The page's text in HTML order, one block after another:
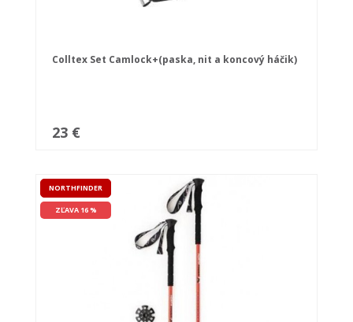
Colltex Set Camlock+(paska, nit a koncový háčik)
23 €
NORTHFINDER
ZĽAVA 16 %